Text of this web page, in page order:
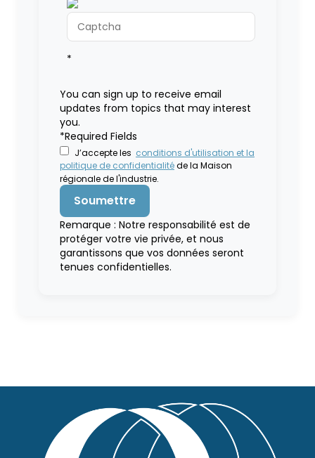
*
You can sign up to receive email
updates from topics that may interest
you.
*Required Fields
J’accepte les conditions d'utilisation et la
politique de confidentialitéde la Maison
régionale de l'industrie.
Remarque : Notre responsabilité est de
protéger votre vie privée, et nous
garantissons que vos données seront
tenues confidentielles.